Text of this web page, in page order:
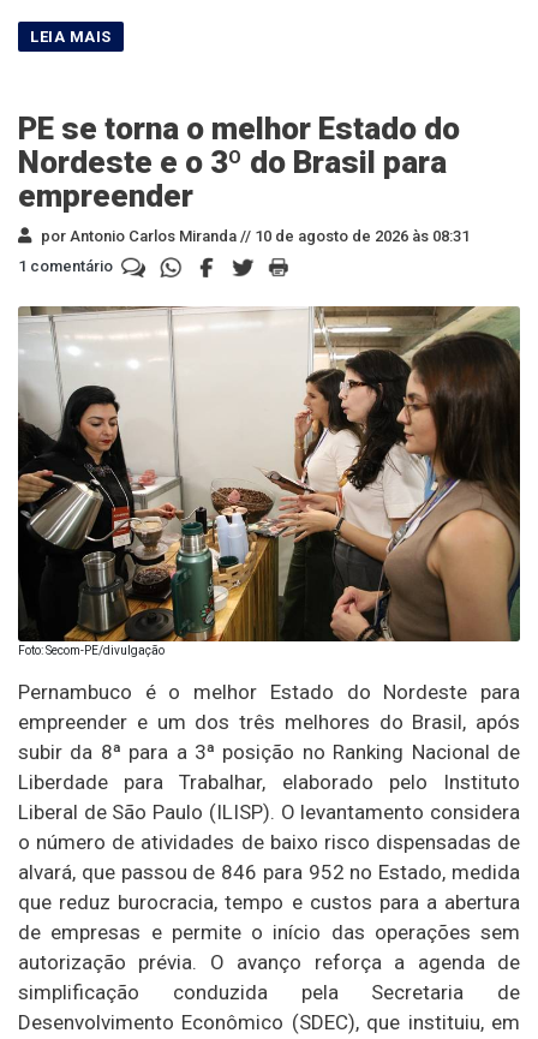
PE se torna o melhor Estado do
Nordeste e o 3º do Brasil para
empreender
por Antonio Carlos Miranda // 10 de agosto de 2026 às 08:31
1 comentário
Foto: Secom-PE/divulgação
Pernambuco é o melhor Estado do Nordeste para
empreender e um dos três melhores do Brasil, após
subir da 8ª para a 3ª posição no Ranking Nacional de
Liberdade para Trabalhar, elaborado pelo Instituto
Liberal de São Paulo (ILISP). O levantamento considera
o número de atividades de baixo risco dispensadas de
alvará, que passou de 846 para 952 no Estado, medida
que reduz burocracia, tempo e custos para a abertura
de empresas e permite o início das operações sem
autorização prévia. O avanço reforça a agenda de
simplificação conduzida pela Secretaria de
Desenvolvimento Econômico (SDEC), que instituiu, em